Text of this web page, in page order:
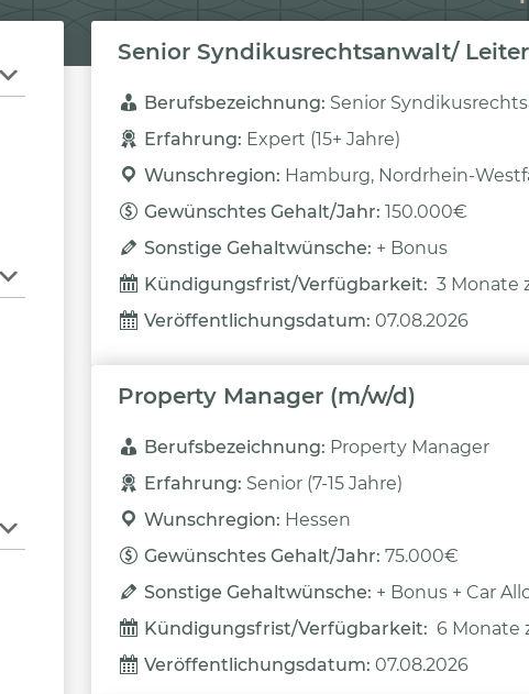
Senior Syndikusrechtsanwalt/
Berufsbezeichnung: Senior
Erfahrung: Expert (15+ Jahre)
Wunschregion: Hamburg, Nordrhein-
Gewünschtes Gehalt/Jahr: 150.000€
Sonstige Gehaltwünsche: + Bonus
Kündigungsfrist/Verfügbarkeit: 3 Monate
Veröffentlichungsdatum: 07.08.2026
Property Manager (m/w/d)
Berufsbezeichnung: Property Manager
Erfahrung: Senior (7-15 Jahre)
Wunschregion: Hessen
Gewünschtes Gehalt/Jahr: 75.000€
Sonstige Gehaltwünsche: + Bonus + Car
Kündigungsfrist/Verfügbarkeit: 6 Monate
Veröffentlichungsdatum: 07.08.2026